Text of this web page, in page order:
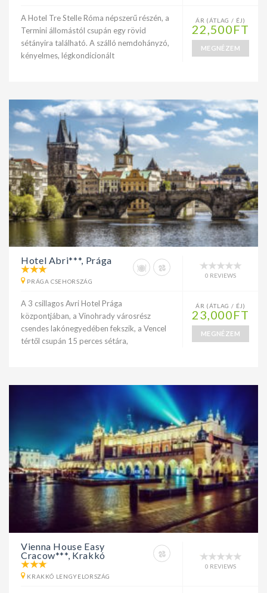
A Hotel Tre Stelle Róma népszerű részén, a
Termini állomástól csupán egy rövid
sétányira található. A szálló nemdohányzó,
kényelmes, légkondicionált
ÁR (ÁTLAG / ÉJ)
22,500FT
MEGNÉZEM
Hotel Abri***, Prága
PRÁGA CSEHORSZÁG
0 REVIEWS
A 3 csillagos Avri Hotel Prága
központjában, a Vinohrady városrész
csendes lakónegyedében fekszik, a Vencel
tértől csupán 15 perces sétára,
ÁR (ÁTLAG / ÉJ)
23,000FT
MEGNÉZEM
Vienna House Easy
Cracow***, Krakkó
KRAKKÓ LENGYELORSZÁG
0 REVIEWS